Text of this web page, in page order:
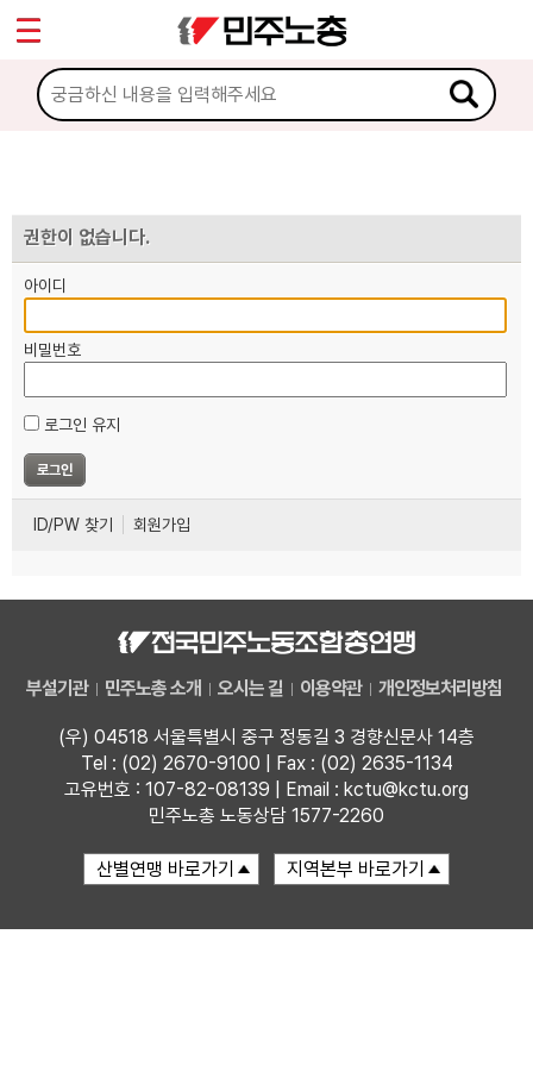
권한이 없습니다.
아이디
비밀번호
로그인 유지
ID/PW 찾기 회원가입
부설기관 민주노총 소개 오시는 길 이용약관 개인정보처리방침
(우) 04518 서울특별시 중구 정동길 3 경향신문사 14층
Tel : (02) 2670-9100 | Fax : (02) 2635-1134
고유번호 : 107-82-08139 | Email : kctu@kctu.org
민주노총 노동상담 1577-2260
마이페이지
소개
노동상담
자료
부설기관
업무